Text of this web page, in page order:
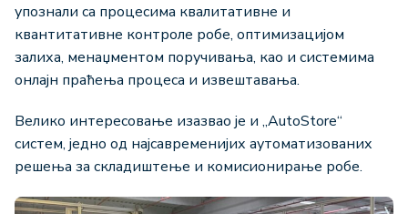
упознали са процесима квалитативне и
квантитативне контроле робе, оптимизацијом
залиха, менаџментом поручивања, као и системима
онлајн праћења процеса и извештавања.
Велико интересовање изазвао је и „AutoStore“
систем, једно од најсавременијих аутоматизованих
решења за складиштење и комисионирање робе.